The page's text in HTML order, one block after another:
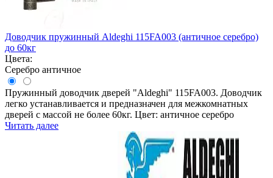
Доводчик пружинный Aldeghi 115FA003 (античное серебро)
до 60кг
Цвета:
Серебро античное
Пружинный доводчик дверей "Aldeghi" 115FA003. Доводчик
легко устанавливается и предназначен для межкомнатных
дверей с массой не более 60кг. Цвет: античное серебро
Читать далее